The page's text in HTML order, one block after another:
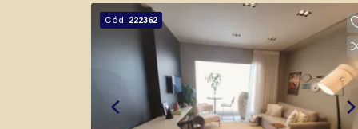
apartamento duplo modular studio*
*ENTREGA PREVISTA PARA
AGOSTO/2028* Seja para vender, alugar
ou adquirir seu imóvel entre em contato
com a Piramid Imóveis, a sua
imobiliária em Ribeirão Preto.
Cód. 222362